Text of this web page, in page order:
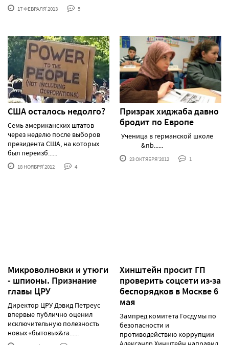
17 ФЕВРАЛЯ'2013 5
США осталось недолго?
Семь американских штатов
через неделю после выборов
президента США, на которых
был переизб......
18 НОЯБРЯ'2012 4
Призрак хиджаба давно
бродит по Европе
Ученица в германской школе
&nb......
23 ОКТЯБРЯ'2012 1
Микроволновки и утюги
- шпионы. Признание
главы ЦРУ
Директор ЦРУ Дэвид Петреус
впервые публично оценил
исключительную полезность
новых «бытовых&ra......
Хинштейн просит ГП
проверить cоцсети из-за
беспорядков в Москве 6
мая
Зампред комитета Госдумы по
безопасности и
противодействию коррупции